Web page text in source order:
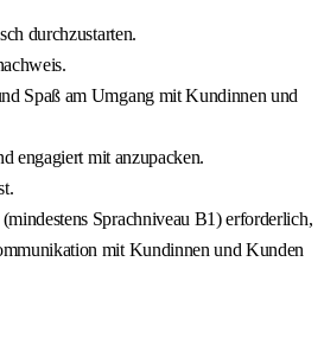
durchzustarten.
Spaß am Umgang mit Kundinnen und
engagiert mit anzupacken.
Sprachniveau B1) erforderlich,
mit Kundinnen und Kunden